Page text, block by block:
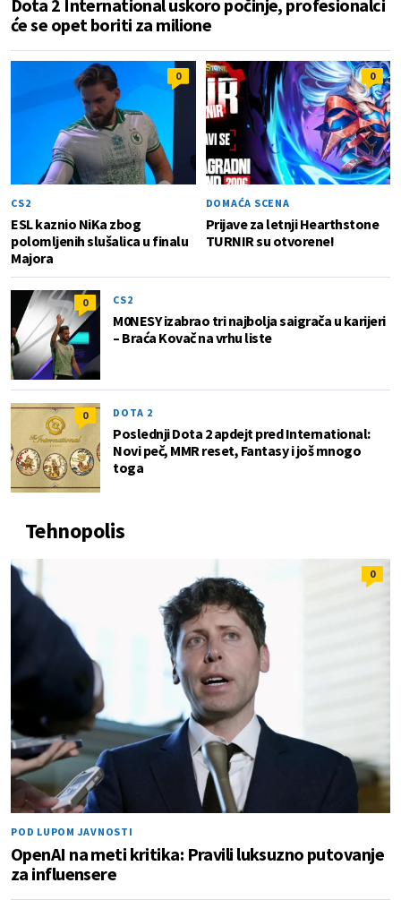
Dota 2 International uskoro počinje, profesionalci
će se opet boriti za milione
0
CS2
ESL kaznio NiKa zbog
polomljenih slušalica u finalu
Majora
0
DOMAĆA SCENA
Prijave za letnji Hearthstone
TURNIR su otvorene!
0 CS2
M0NESY izabrao tri najbolja saigrača u karijeri
– Braća Kovač na vrhu liste
0 DOTA 2
Poslednji Dota 2 apdejt pred International:
Novi peč, MMR reset, Fantasy i još mnogo
toga
Tehnopolis
0
POD LUPOM JAVNOSTI
OpenAI na meti kritika: Pravili luksuzno putovanje
za influensere